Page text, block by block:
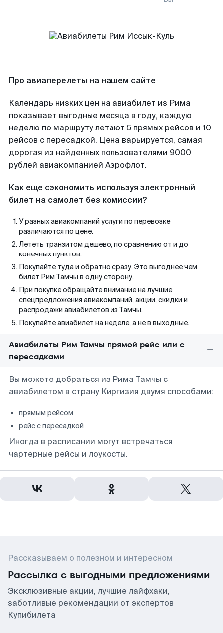
Про авиаперелеты на нашем сайте
Календарь низких цен на авиабилет из Рима
показывает выгодные месяца в году, каждую
неделю по маршруту летают 5 прямых рейсов и 10
рейсов с пересадкой. Цена варьируется, самая
дорогая из найденных пользователями 9000
рублей авиакомпанией Аэрофлот.
Как еще сэкономить используя электронный
билет на самолет без комиссии?
У разных авиакомпаний услуги по перевозке
различаются по цене.
Лететь транзитом дешево, по сравнению от и до
конечных пунктов.
Покупайте туда и обратно сразу. Это выгоднее чем
билет Рим Тамчы в одну сторону.
При покупке обращайте внимание на лучшие
спецпредложения авиакомпаний, акции, скидки и
распродажи авиабилетов из Тамчы.
Покупайте авиабилет на неделе, а не в выходные.
Авиабилеты Рим Тамчы прямой рейс или с
пересадками
Вы можете добраться из Рима Тамчы с
авиабилетом в страну Киргизия двумя способами:
прямым рейсом
рейс с пересадкой
Иногда в расписании могут встречаться
чартерные рейсы и лоукосты.
Рассказываем о полезном и интересном
Рассылка с выгодными предложениями
Эксклюзивные акции, лучшие лайфхаки,
заботливые рекомендации от экспертов
Купибилета